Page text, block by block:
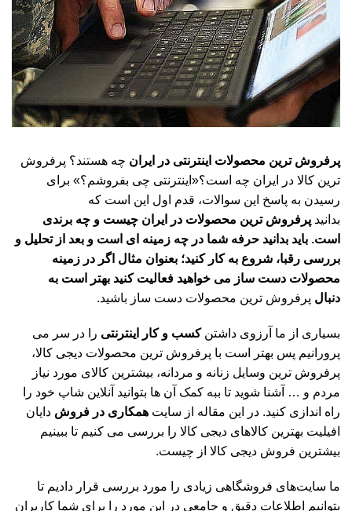
پرفروش ترین محصولات اینترنتی در ایران چه هستند؟ پرفروش
ترین کالا در ایران چه است؟«اینترنتی چی بفروشم؟» برای
رسیدن به پاسخ این سوالات، قدم اول این است که
بدانید پرفروش ترین محصولات در ایران چیست و چه برندی
است. باید بدانید حرفه شما در چه زمینه ای است و بعد از تحلیل و
بررسی رقبا، شروع به کار کنید؛ بعنوان مثال اگر در زمینه
محصولات دست ساز می خواهید فعالیت کنید بهتر است به
دنبال پرفروش ترین محصولات دست ساز باشید.
بسیاری از ما آرزوی داشتنکسب و کار اینترنتی را در سر می
پرورانیم پس بهتر است با پرفروش ترین محصولات دیجی کالا،
پرفروش ترین وسایل زنانه و مردانه، بیشترین کالای مورد نیاز
مردم و … آشنا شوید تا ببه کمک آن ها بتوانید آنلاین شاپ خود را
راه اندازی کنید. در این مقاله از سایت همکاری در فروش دایان
افیلیت بهترین کالاهای دیجی کالا را بررسی می کنیم تا ببینیم
بیشترین فروش دیجی کالا از چیست.
ما سایت‌های فروشگاهی زیادی را مورد بررسی قرار دادیم تا
بتوانیم اطلاعات دقیق و جامعی در این مورد را برای شما کاربران